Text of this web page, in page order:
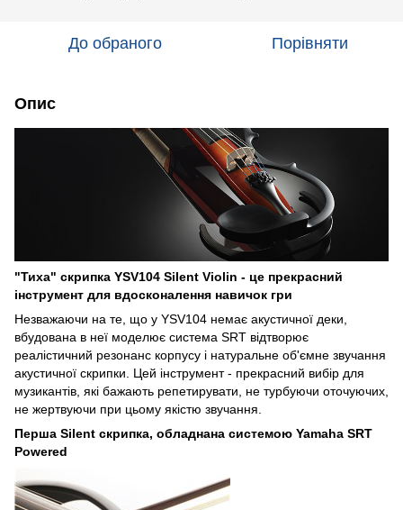
До обраного Порівняти
Опис
"Тиха" скрипка YSV104 Silent Violin - це прекрасний
інструмент для вдосконалення навичок гри
Незважаючи на те, що у YSV104 немає акустичної деки,
вбудована в неї моделює система SRT відтворює
реалістичний резонанс корпусу і натуральне об'ємне звучання
акустичної скрипки. Цей інструмент - прекрасний вибір для
музикантів, які бажають репетирувати, не турбуючи оточуючих,
не жертвуючи при цьому якістю звучання.
Перша Silent скрипка, обладнана системою Yamaha SRT
Powered